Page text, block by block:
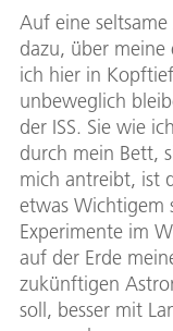
Auf eine
dazu, über meine
ich hier in
unbeweglich
der ISS. Sie wie
durch mein Bett,
mich antreibt, ist
etwas Wichtigem
Experimente im
auf der Erde
zukünftigen
soll, besser mit